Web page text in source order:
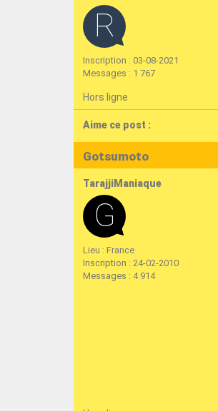
Inscription : 03-08-2021
Messages : 1 767
Hors ligne
Aime ce post :
Gotsumoto
TarajjiManiaque
Lieu : France
Inscription : 24-02-2010
Messages : 4 914